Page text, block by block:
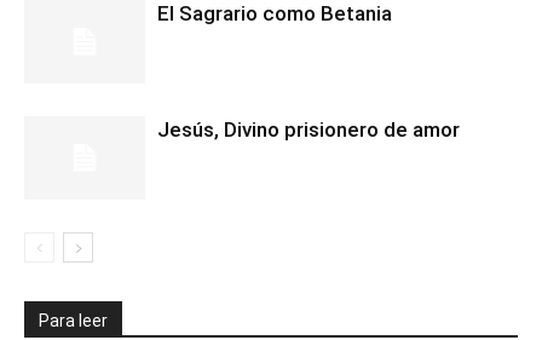
El Sagrario como Betania
Jesús, Divino prisionero de amor
Para leer